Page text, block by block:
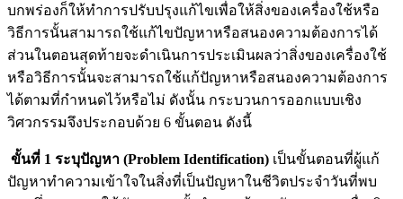
บกพร่องก็ให้ทำการปรับปรุงแก้ไขเพื่อให้สิ่งของเครื่องใช้หรือ
วิธีการนั้นสามารถใช้แก้ไขปัญหาหรือสนองความต้องการได้
ส่วนในตอนสุดท้ายจะดำเนินการประเมินผลว่าสิ่งของเครื่องใช้
หรือวิธีการนั้นจะสามารถใช้แก้ปัญหาหรือสนองความต้องการ
ได้ตามที่กำหนดไว้หรือไม่ ดังนั้น กระบวนการออกแบบเชิง
วิศวกรรมจึงประกอบด้วย 6 ขั้นตอน ดังนี้
ขั้นที่ 1 ระบุปัญหา (Problem Identification) เป็นขั้นตอนที่ผู้แก้
ปัญหาทำความเข้าใจในสิ่งที่เป็นปัญหาในชีวิตประจำวันที่พบ